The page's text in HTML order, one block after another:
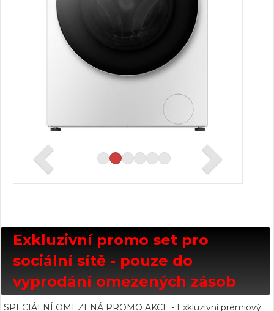
Exkluzivní promo set pro
sociální sítě - pouze do
vyprodání omezených zásob
SPECIÁLNÍ OMEZENÁ PROMO AKCE - Exkluzivní prémiový